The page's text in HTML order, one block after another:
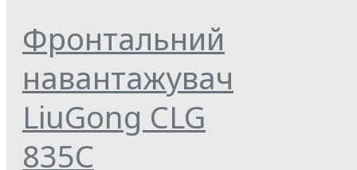
Фронтальний
навантажувач
LiuGong CLG
835С